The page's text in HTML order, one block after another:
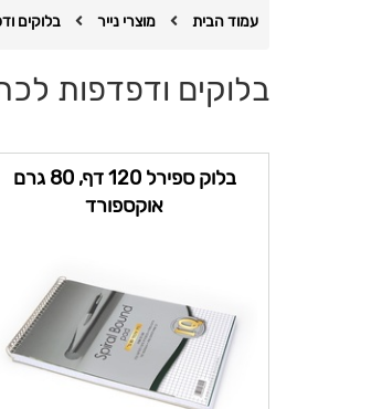
עמוד הבית מוצרי נייר בלוקים
בלוקים ודפדפות
בלוק ספירל 120 דף, 80 גרם
אוקספורד